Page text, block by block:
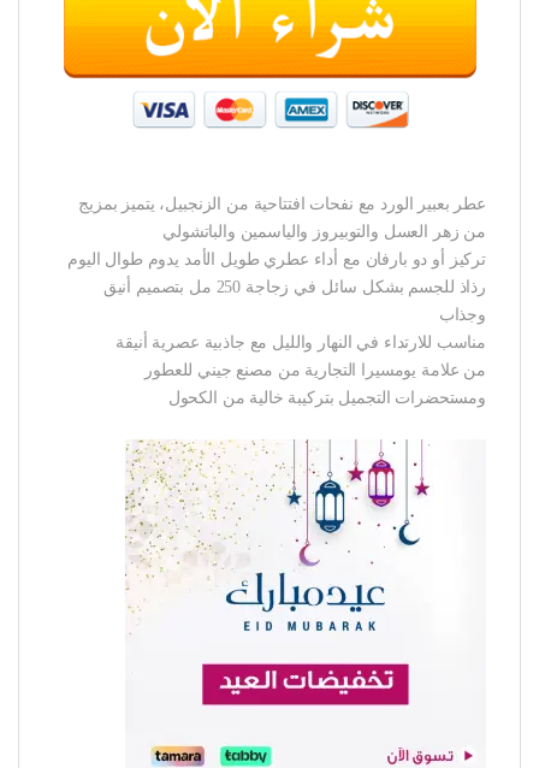
عطر بعبير الورد مع نفحات افتتاحية من الزنجبيل، يتميز بمزيج
من زهر العسل والتوبيروز والياسمين والباتشولي
تركيز أو دو بارفان مع أداء عطري طويل الأمد يدوم طوال اليوم
رذاذ للجسم بشكل سائل في زجاجة 250 مل بتصميم أنيق
وجذاب
مناسب للارتداء في النهار والليل مع جاذبية عصرية أنيقة
من علامة يومسيرا التجارية من مصنع جيني للعطور
ومستحضرات التجميل بتركيبة خالية من الكحول